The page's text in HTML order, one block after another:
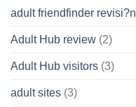
adult friendfinder revisi?n
Adult Hub review (2)
Adult Hub visitors (3)
adult sites (3)